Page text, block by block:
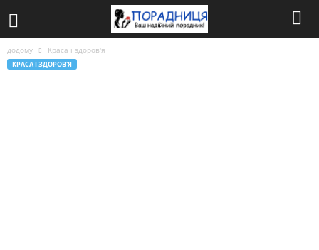
додому Краса і здоров'я
КРАСА І ЗДОРОВ'Я